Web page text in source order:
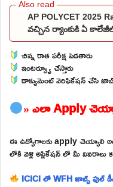
AP POLYCET 2025
వచ్చిన ర్యాంకుకి ఏ
చిన్న రాత పరీక్ష పెడతారు
ఇంటర్వ్యూ చేస్తారు
డాక్యుమెంట్ వెరిఫికేషన్ చేసి జాబ్
» ఎలా Apply
ఈ ఉద్యోగాలకు apply చెయ్యాలి
లోకి వెళ్లి అప్లికేషన్ లో మీ వివరాలు
ICICI లో WFH జాబ్స్ ఫుల్